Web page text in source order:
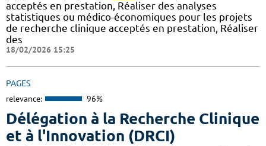
acceptés en prestation, Réaliser des analyses
statistiques ou médico-économiques pour les projets
de recherche clinique acceptés en prestation, Réaliser
des
18/02/2026 15:25
PAGES
relevance: 96%
Délégation à la Recherche Clinique
et à l'Innovation (DRCI)